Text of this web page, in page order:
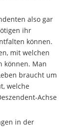
also gar
ihr
können.
mit welchen
können. Man
braucht um
welche
Achse
in der